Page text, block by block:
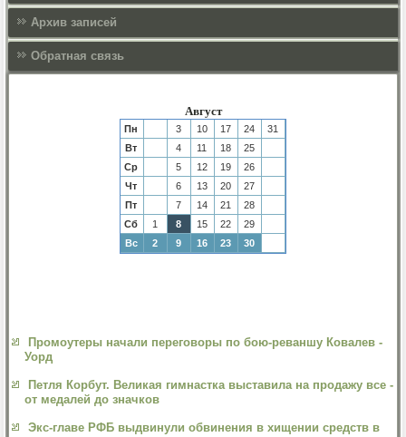
Архив записей
Обратная связь
Август
Пн 3 10 17 24
31
Вт
4 11 18
25
Ср
5 12 19
26
Чт
6 13 20
27
Пт
7 14 21
28
Сб
1 8 15 22
29
Вс
2 9 16 23 30
Промоутеры начали переговоры по бою-реваншу Ковалев -
Уорд
Петля Корбут. Великая гимнастка выставила на продажу все -
от медалей до значков
Экс-главе РФБ выдвинули обвинения в хищении средств в